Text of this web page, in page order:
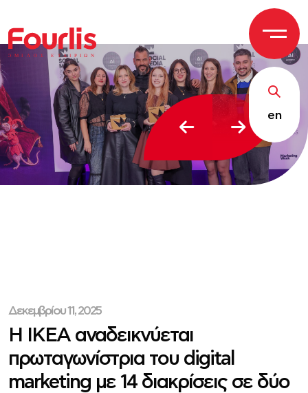
ΟΜΙ Λ Ο Σ Ε Τ ΑΙΡΙΩΝ
en
Δεκεμβρίου 11, 2025
Η ΙΚΕΑ αναδεικνύεται
πρωταγωνίστρια του digital
marketing με 14 διακρίσεις σε δύο